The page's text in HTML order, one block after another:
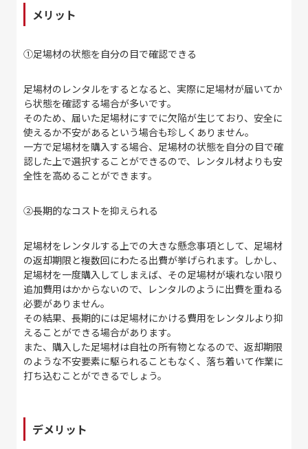
メリット
①足場材の状態を自分の目で確認できる
足場材のレンタルをするとなると、実際に足場材が届いてか
ら状態を確認する場合が多いです。
そのため、届いた足場材にすでに欠陥が生じており、安全に
使えるか不安があるという場合も珍しくありません。
一方で足場材を購入する場合、足場材の状態を自分の目で確
認した上で選択することができるので、レンタル材よりも安
全性を高めることができます。
②長期的なコストを抑えられる
足場材をレンタルする上での大きな懸念事項として、足場材
の返却期限と複数回にわたる出費が挙げられます。 しかし、
足場材を一度購入してしまえば、その足場材が壊れない限り
追加費用はかからないので、レンタルのように出費を重ねる
必要がありません。
その結果、長期的には足場材にかける費用をレンタルより抑
えることができる場合があります。
また、購入した足場材は自社の所有物となるので、返却期限
のような不安要素に駆られることもなく、落ち着いて作業に
打ち込むことができるでしょう。
デメリット